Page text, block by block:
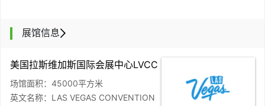
展馆信息
美国拉斯维加斯国际会展中心LVCC
场馆面积：45000平方米
英文名称：LAS VEGAS CONVENTION